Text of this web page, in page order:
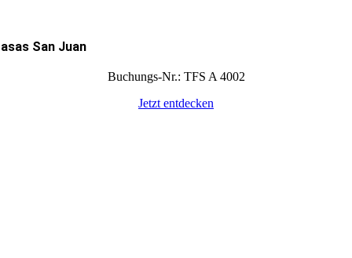
San Juan
Buchungs-Nr.: TFS A 4002
Jetzt entdecken